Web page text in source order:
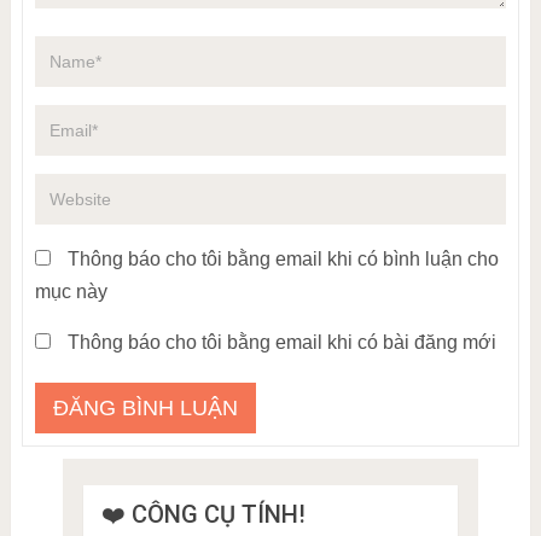
Thông báo cho tôi bằng email khi có bình luận cho
mục này
Thông báo cho tôi bằng email khi có bài đăng mới
❤️ CÔNG CỤ TÍNH!